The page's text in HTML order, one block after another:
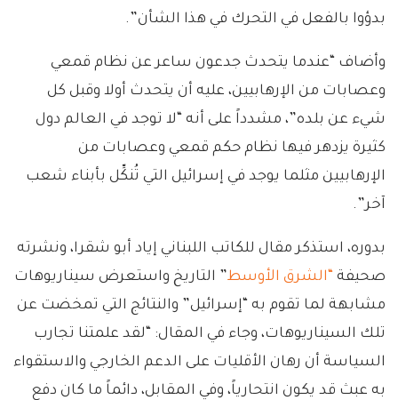
بدؤوا بالفعل في التحرك في هذا الشأن”.
وأضاف “عندما يتحدث جدعون ساعر عن نظام قمعي
وعصابات من الإرهابيين، عليه أن يتحدث أولا وقبل كل
شيء عن بلده”، مشدداً على أنه “لا توجد في العالم دول
كثيرة يزدهر فيها نظام حكم قمعي وعصابات من
الإرهابيين مثلما يوجد في إسرائيل التي تُنكِّل بأبناء شعب
آخر”.
بدوره، استذكر مقال للكاتب اللبناني إياد أبو شقرا، ونشرته
صحيفة “الشرق الأوسط” التاريخ واستعرض سيناريوهات
مشابهة لما تقوم به “إسرائيل” والنتائج التي تمخضت عن
تلك السيناريوهات، وجاء في المقال: “لقد علمتنا تجارب
السياسة أن رهان الأقليات على الدعم الخارجي والاستقواء
به عبث قد يكون انتحارياً، وفي المقابل، دائماً ما كان دفع